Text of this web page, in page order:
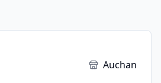
Auchan